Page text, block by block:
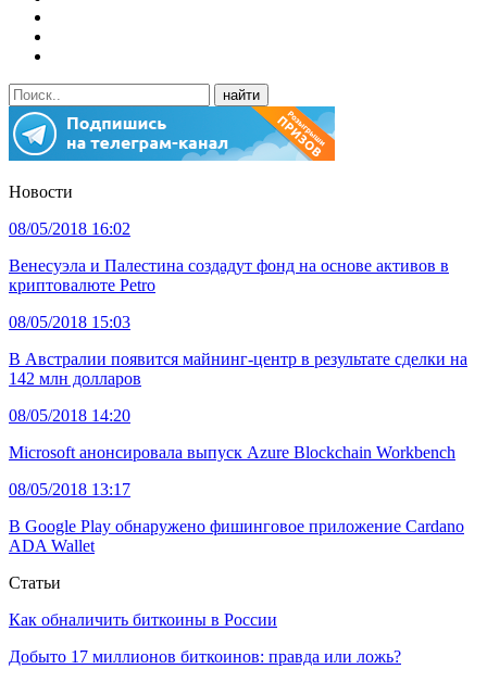
Новости
08/05/2018 16:02
Венесуэла и Палестина создадут фонд на основе активов в
криптовалюте Petro
08/05/2018 15:03
В Австралии появится майнинг-центр в результате сделки на
142 млн долларов
08/05/2018 14:20
Microsoft анонсировала выпуск Azure Blockchain Workbench
08/05/2018 13:17
В Google Play обнаружено фишинговое приложение Cardano
ADA Wallet
Статьи
Как обналичить биткоины в России
Добыто 17 миллионов биткоинов: правда или ложь?